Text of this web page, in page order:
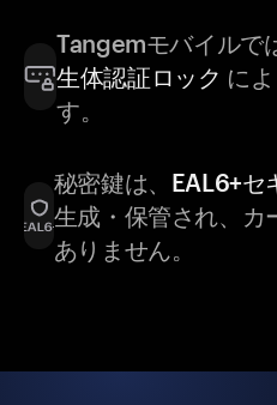
Tangemモバイルで
生体認証ロック に
す。
秘密鍵は、 EAL6+セ
生成・保管され、カ
ありません。